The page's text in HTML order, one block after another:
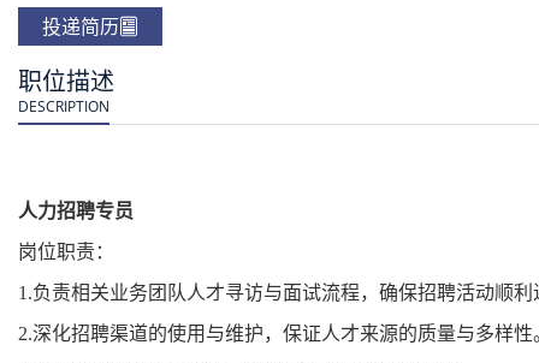
投递简历
职位描述
DESCRIPTION
人力招聘专员
岗位职责：
1.负责相关业务团队人才寻访与面试流程，确保招聘活动顺利
2.深化招聘渠道的使用与维护，保证人才来源的质量与多样性